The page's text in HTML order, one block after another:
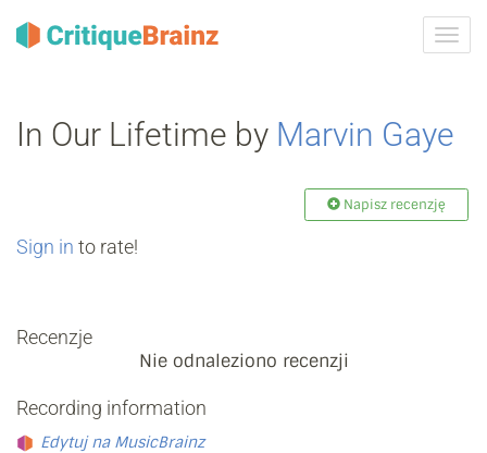
In Our Lifetime by Marvin Gaye
Napisz recenzję
Sign in to rate!
Recenzje
Nie odnaleziono recenzji
Recording information
Edytuj na MusicBrainz